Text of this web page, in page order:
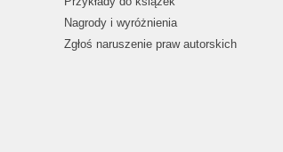
Nagrody i wyróżnienia
Zgłoś naruszenie praw autorskich